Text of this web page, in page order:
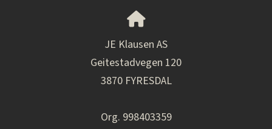
JE Klausen AS
Geitestadvegen 120
3870 FYRESDAL
Org. 998403359